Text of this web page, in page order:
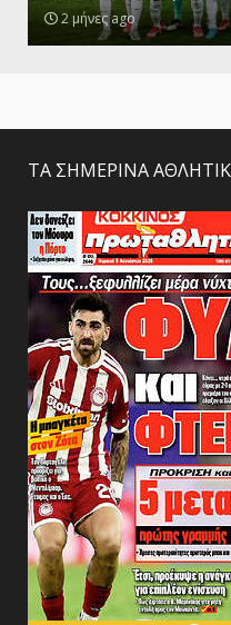
2 μήνες ago
ΤΑ ΣΗΜΕΡΙΝΑ